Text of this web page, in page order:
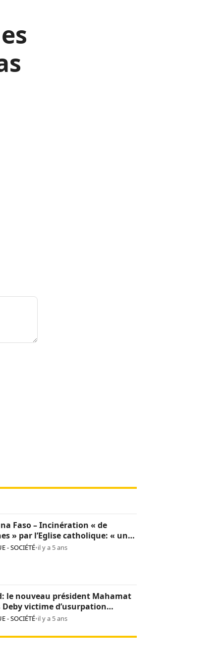
Faso – Incinération « de
» par l’Eglise catholique: « une
culturelle et une provocation
- SOCIÉTÉ•il y a 5 ans
le nouveau président Mahamat
Deby victime d’usurpation
- SOCIÉTÉ•il y a 5 ans